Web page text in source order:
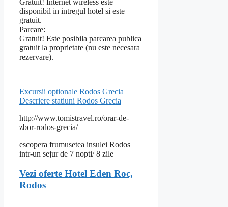
Gratuit! Internet wireless este
disponibil in intregul hotel si este
gratuit.
Parcare:
Gratuit! Este posibila parcarea publica
gratuit la proprietate (nu este necesara
rezervare).
Excursii optionale Rodos Grecia
Descriere statiuni Rodos Grecia
http://www.tomistravel.ro/orar-de-
zbor-rodos-grecia/
escopera frumusetea insulei Rodos
intr-un sejur de 7 nopti/ 8 zile
Vezi oferte Hotel Eden Roc,
Rodos